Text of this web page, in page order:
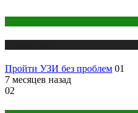
Пройти УЗИ без проблем 01
7 месяцев назад
02